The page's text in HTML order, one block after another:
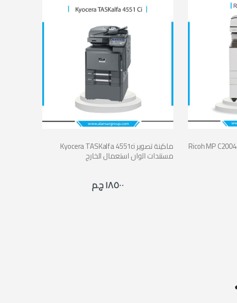
Kyocera TASKalfa 4551ci ماكينة تصوير
مستندات الوان استعمال الخارج
١٨٥٠٠ ج.م
Ricoh MP C2004 ماكينة تصوير مستندات الوان